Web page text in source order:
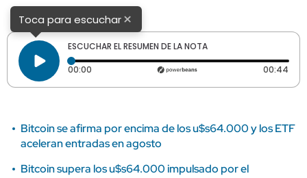
Toca para escuchar×
ESCUCHAR EL RESUMEN DE LA NOTA
00:00 Tiempo transcurrido: 0 segundos 00:44
Bitcoin se afirma por encima de los u$s64.000 y los ETF
aceleran entradas en agosto
Bitcoin supera los u$s64.000 impulsado por el